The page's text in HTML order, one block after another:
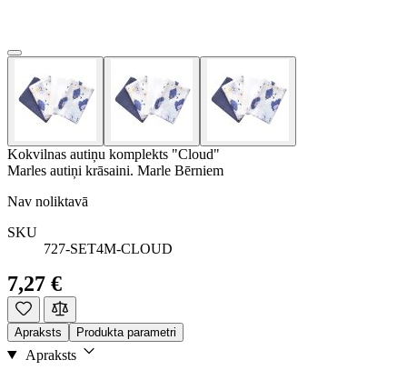
Kokvilnas autiņu komplekts "Cloud"
Marles autiņi krāsaini. Marle Bērniem
Nav noliktavā
SKU
727-SET4M-CLOUD
7,27 €
Apraksts Produkta parametri
Apraksts